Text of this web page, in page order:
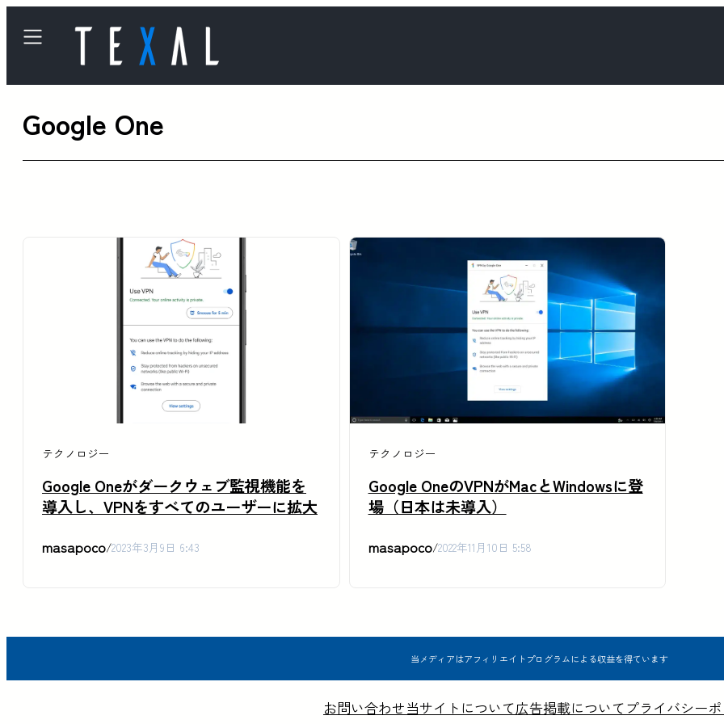
Google One
テクノロジー
Google Oneがダークウェブ監視機能を
導入し、VPNをすべてのユーザーに拡大
masapoco/2023年3月9日 6:43
テクノロジー
Google OneのVPNがMacとWindowsに登
場（日本は未導入）
masapoco/2022年11月10日 5:58
当メディアはアフィリエイトプログラムによる収益を得ています
お問い合わせ当サイトについて広告掲載についてプライバシー